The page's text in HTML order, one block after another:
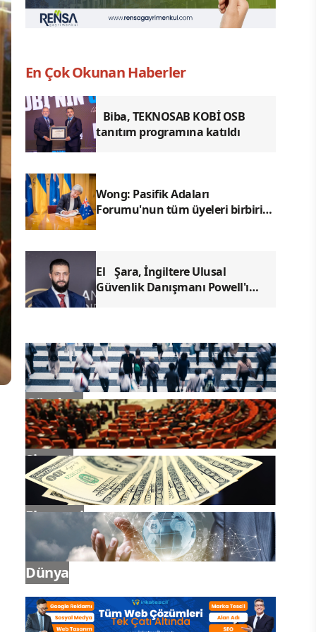
En Çok Okunan Haberler
Biba, TEKNOSAB KOBİ OSB
tanıtım programına katıldı
Wong: Pasifik Adaları
Forumu'nun tüm üyeleri birbirine
El Şara, İngiltere Ulusal
Güvenlik Danışmanı Powell'ı
Gündem
Siyaset
Ekonomi
Dünya